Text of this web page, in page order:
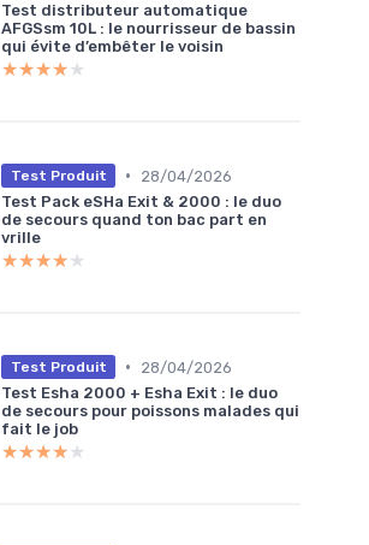
Test distributeur automatique
AFGSsm 10L : le nourrisseur de bassin
qui évite d’embêter le voisin
★★★★★
★★★★★
Test Produit •
28/04/2026
Test Pack eSHa Exit & 2000 : le duo
de secours quand ton bac part en
vrille
★★★★★
★★★★★
Test Produit •
28/04/2026
Test Esha 2000 + Esha Exit : le duo
de secours pour poissons malades qui
fait le job
★★★★★
★★★★★